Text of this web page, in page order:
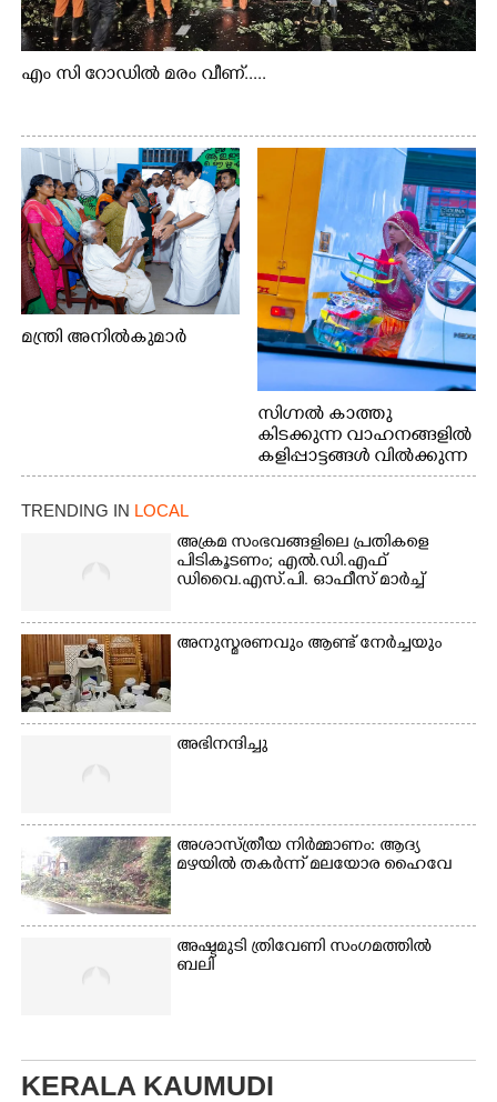
എം സി റോഡിൽ മരം വീണ്.....
മന്ത്രി അനിൽകുമാർ
സിഗ്നൽ കാത്തു
കിടക്കുന്ന വാഹനങ്ങളിൽ
കളിപ്പാട്ടങ്ങൾ വിൽക്കുന്ന
നാടോടി യുവതി. ഇടപ്പള്ളി
TRENDING IN LOCAL
അക്രമ സംഭവങ്ങളിലെ പ്രതികളെ
പിടികൂടണം; എൽ.ഡി.എഫ്
ഡിവൈ.എസ്.പി. ഓഫീസ് മാർച്ച്
അനുസ്മരണവും ആണ്ട് നേർച്ചയും
അഭിനന്ദിച്ചു
അശാസ്ത്രീയ നിർമ്മാണം: ആദ്യ
മഴയിൽ തകർന്ന് മലയോര ഹൈവേ
അഷ്ടമുടി ത്രിവേണി സംഗമത്തിൽ
ബലി
KERALA KAUMUDI